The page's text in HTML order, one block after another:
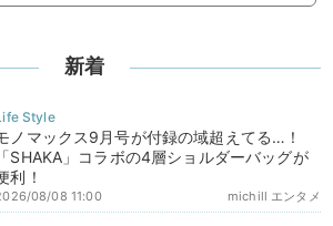
新着
ノマックス9月号が付録の域超えてる…！
「SHAKA」コラボの4層ショルダーバッグが
利！
michill エンタメ
08/08 11:00